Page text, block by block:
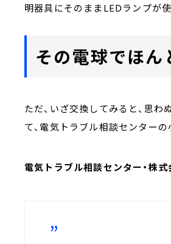
明器具にそのままLEDランプが使
その電球でほん
ただ、いざ交換してみると、思
て、電気トラブル相談センター
電気トラブル相談センター・